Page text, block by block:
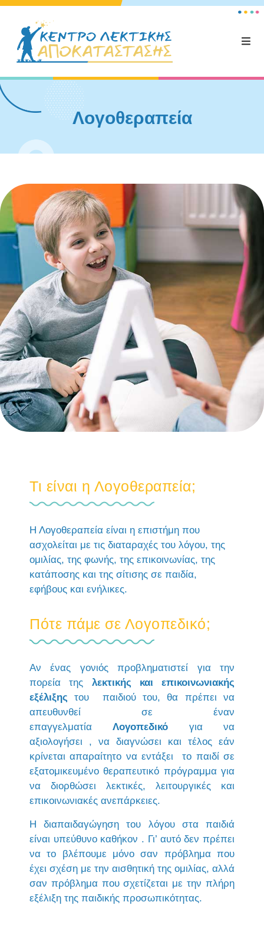
Λογοθεραπεία
Τι είναι η Λογοθεραπεία;
Η Λογοθεραπεία είναι η επιστήμη που
ασχολείται με τις διαταραχές του λόγου, της
ομιλίας, της φωνής, της επικοινωνίας, της
κατάποσης και της σίτισης σε παιδία,
εφήβους και ενήλικες.
Πότε πάμε σε Λογοπεδικό;
Αν ένας γονιός προβληματιστεί για την
πορεία της λεκτικής και επικοινωνιακής
εξέλιξης του παιδιού του, θα πρέπει να
απευθυνθεί σε έναν
επαγγελματίαΛογοπεδικό για να
αξιολογήσει , να διαγνώσει και τέλος εάν
κρίνεται απαραίτητο να εντάξει το παιδί σε
εξατομικευμένο θεραπευτικό πρόγραμμα για
να διορθώσει λεκτικές, λειτουργικές και
επικοινωνιακές ανεπάρκειες.
Η διαπαιδαγώγηση του λόγου στα παιδιά
είναι υπεύθυνο καθήκον . Γι’ αυτό δεν πρέπει
να το βλέπουμε μόνο σαν πρόβλημα που
έχει σχέση με την αισθητική της ομιλίας, αλλά
σαν πρόβλημα που σχετίζεται με την πλήρη
εξέλιξη της παιδικής προσωπικότητας.